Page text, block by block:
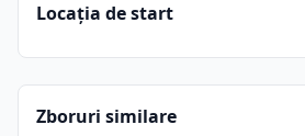
Locația de start
Zboruri similare